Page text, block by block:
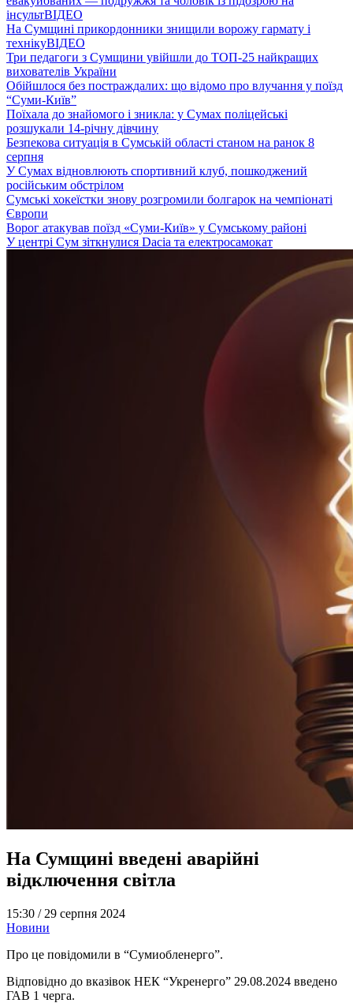
інсультВІДЕО
На Сумщині прикордонники знищили ворожу гармату і
технікуВІДЕО
Три педагоги з Сумщини увійшли до ТОП-25 найкращих
вихователів України
Обійшлося без постраждалих: що відомо про влучання у поїзд
“Суми-Київ”
Поїхала до знайомого і зникла: у Сумах поліцейські
розшукали 14-річну дівчину
Безпекова ситуація в Сумській області станом на ранок 8
серпня
У Сумах відновлюють спортивний клуб, пошкоджений
російським обстрілом
Сумські хокеїстки знову розгромили болгарок на чемпіонаті
Європи
Ворог атакував поїзд «Суми-Київ» у Сумському районі
У центрі Сум зіткнулися Dacia та електросамокат
На Сумщині введені аварійні
відключення світла
15:30 / 29 серпня 2024
Новини
Про це повідомили в “Сумиобленерго”.
Відповідно до вказівок НЕК “Укренерго” 29.08.2024 введено
ГАВ 1 черга.